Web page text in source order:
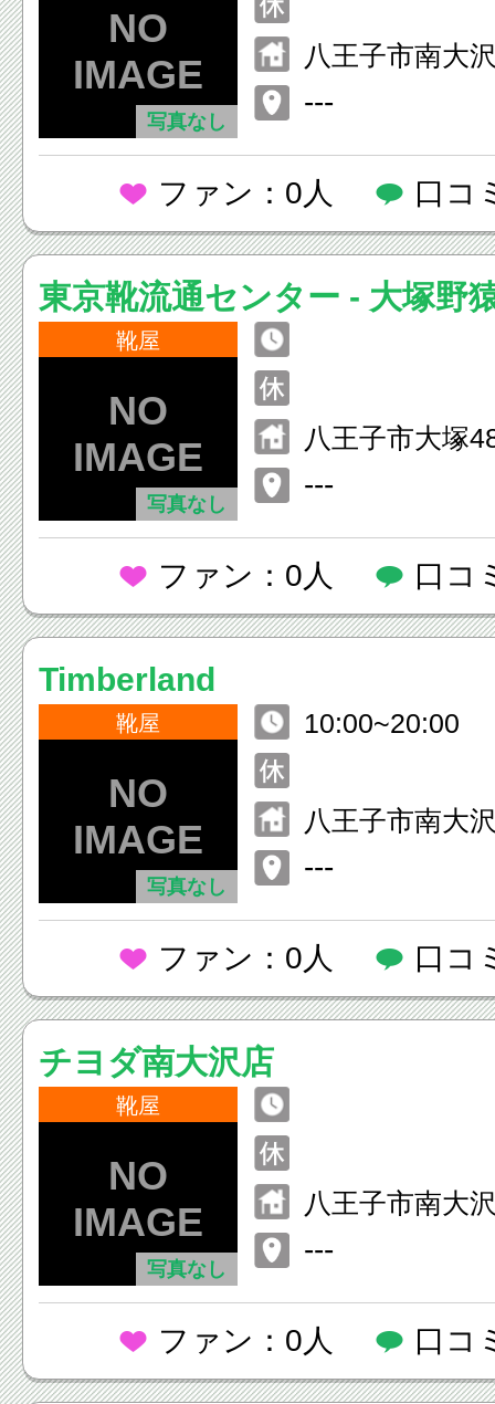
写真なし
八王子市南大
---
ファン：0人 口コ
東京靴流通センター - 大塚野
靴屋
写真なし
八王子市大塚
---
ファン：0人 口コ
Timberland
靴屋
写真なし
10:00~20:00
八王子市南大
---
ファン：0人 口コ
チヨダ南大沢店
靴屋
写真なし
八王子市南大
---
ファン：0人 口コ